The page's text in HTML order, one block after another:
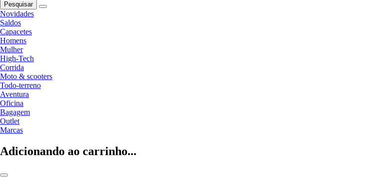
Pesquisar
Novidades
Saldos
Capacetes
Homens
Mulher
High-Tech
Corrida
Moto & scooters
Todo-terreno
Aventura
Oficina
Bagagem
Outlet
Marcas
Adicionando ao carrinho...